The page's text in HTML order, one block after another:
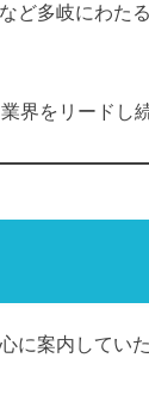
ど多岐にわた
界をリードし
に案内してい